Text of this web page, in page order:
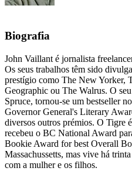
Biografia
John Vaillant é jornalista
Os seus trabalhos têm sido
prestígio como The New Yorker,
Geographic ou The Walrus. O
Spruce, tornou-se um bestseller
Governor General's Literary
diversos outros prémios. O Tigre
recebeu o BC National Award
Bookie Award for best Overall
Massachussetts, mas vive há
com a mulher e os filhos.